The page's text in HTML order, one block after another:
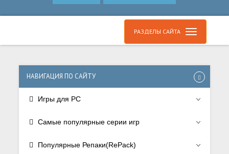
РАЗДЕЛЫ САЙТА
НАВИГАЦИЯ ПО САЙТУ
Игры для PC
Самые популярные серии игр
Популярные Репаки(RePack)